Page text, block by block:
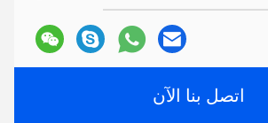
اتصل بنا الآن